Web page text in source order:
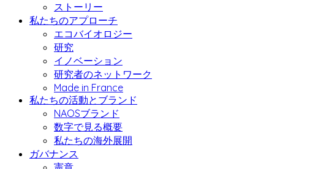
ストーリー
私たちのアプローチ
エコバイオロジー
研究
イノベーション
研究者のネットワーク
Made in France
私たちの活動とブランド
NAOSブランド
数字で見る概要
私たちの海外展開
ガバナンス